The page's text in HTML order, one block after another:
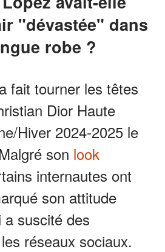
"dévastée" dans
robe ?
fait tourner les têtes
Dior Haute
Hiver 2024-2025 le
son look
internautes ont
son attitude
suscité des
réseaux sociaux.